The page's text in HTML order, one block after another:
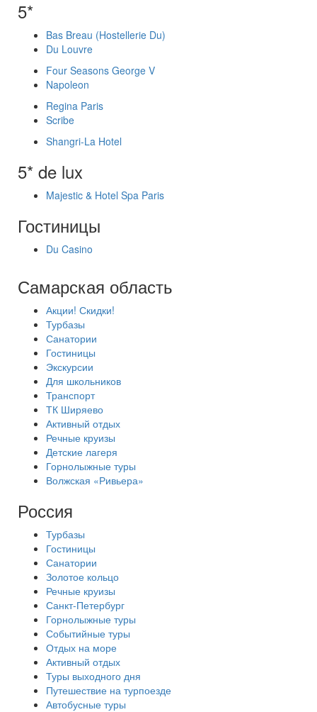
5*
Bas Breau (Hostellerie Du)
Du Louvre
Four Seasons George V
Napoleon
Regina Paris
Scribe
Shangri-La Hotel
5* de lux
Majestic & Hotel Spa Paris
Гостиницы
Du Casino
Самарская область
Акции! Скидки!
Турбазы
Санатории
Гостиницы
Экскурсии
Для школьников
Транспорт
ТК Ширяево
Активный отдых
Речные круизы
Детские лагеря
Горнолыжные туры
Волжская «Ривьера»
Россия
Турбазы
Гостиницы
Санатории
Золотое кольцо
Речные круизы
Санкт-Петербург
Горнолыжные туры
Событийные туры
Отдых на море
Активный отдых
Туры выходного дня
Путешествие на турпоезде
Автобусные туры